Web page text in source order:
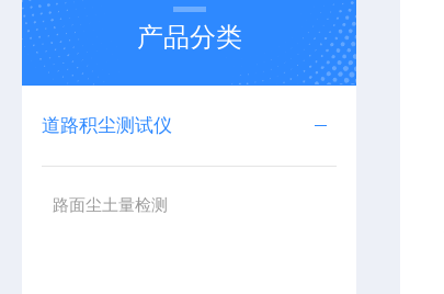
产品分类
道路积尘测试仪
路面尘土量检测